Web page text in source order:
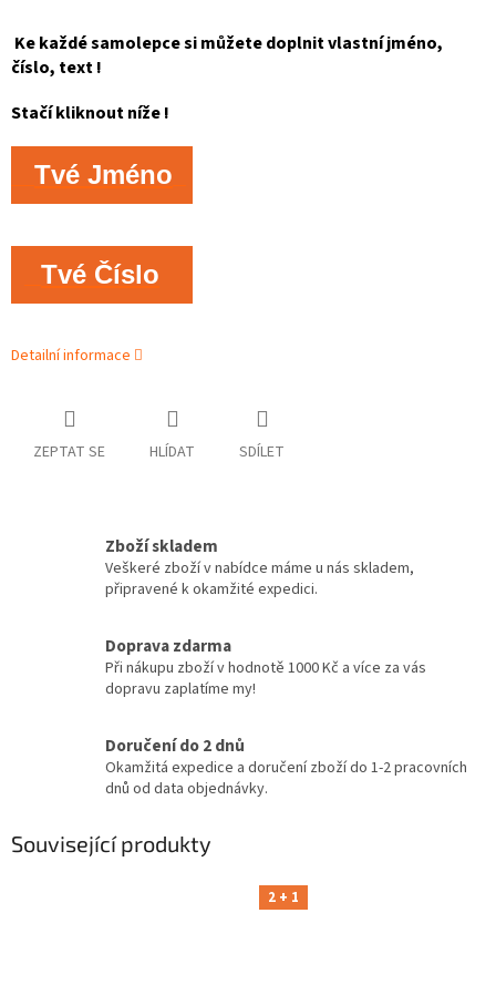
Ke každé samolepce si můžete doplnit vlastní jméno,
číslo, text !
Stačí kliknout níže !
Tvé Jméno
Tvé Číslo
Detailní informace
ZEPTAT SE HLÍDAT SDÍLET
Zboží skladem
Veškeré zboží v nabídce máme u nás skladem,
připravené k okamžité expedici.
Doprava zdarma
Při nákupu zboží v hodnotě 1000 Kč a více za vás
dopravu zaplatíme my!
Doručení do 2 dnů
Okamžitá expedice a doručení zboží do 1-2 pracovních
dnů od data objednávky.
Související produkty
2 + 1